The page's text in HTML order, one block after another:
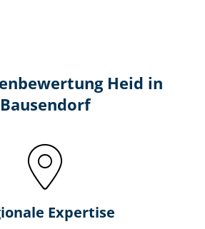
Heid in
Bausendorf
Expertise